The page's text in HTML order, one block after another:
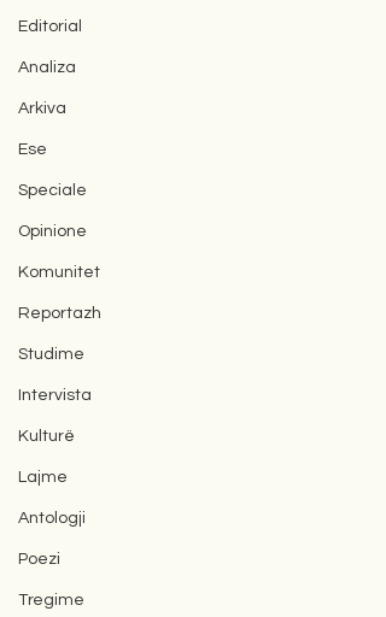
Editorial
Analiza
Arkiva
Ese
Speciale
Opinione
Komunitet
Reportazh
Studime
Intervista
Kulturë
Lajme
Antologji
Poezi
Tregime